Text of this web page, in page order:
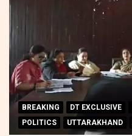
BREAKING DT EXCLUSIVE
POLITICS
UTTARAKHAND